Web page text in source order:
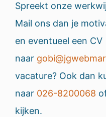
Spreekt onze
Mail ons dan je
en eventueel een CV
naar
vacature? Ook dan
naar 026-8200068
kijken.